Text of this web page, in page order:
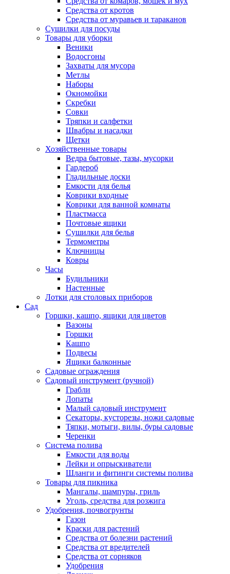
Средства от кротов
Средства от муравьев и тараканов
Сушилки для посуды
Товары для уборки
Веники
Водосгоны
Захваты для мусора
Метлы
Наборы
Окномойки
Скребки
Совки
Тряпки и салфетки
Швабры и насадки
Щетки
Хозяйственные товары
Ведра бытовые, тазы, мусорки
Гардероб
Гладильные доски
Емкости для белья
Коврики входные
Коврики для ванной комнаты
Пластмасса
Почтовые ящики
Сушилки для белья
Термометры
Ключницы
Ковры
Часы
Будильники
Настенные
Лотки для столовых приборов
Сад
Горшки, кашпо, ящики для цветов
Вазоны
Горшки
Кашпо
Подвесы
Ящики балконные
Садовые ограждения
Садовый инструмент (ручной)
Грабли
Лопаты
Малый садовый инструмент
Секаторы, кусторезы, ножи садовые
Тяпки, мотыги, вилы, буры садовые
Черенки
Система полива
Емкости для воды
Лейки и опрыскиватели
Шланги и фитинги системы полива
Товары для пикника
Мангалы, шампуры, гриль
Уголь, средства для розжига
Удобрения, почвогрунты
Газон
Краски для растений
Средства от болезни растений
Средства от вредителей
Средства от сорняков
Удобрения